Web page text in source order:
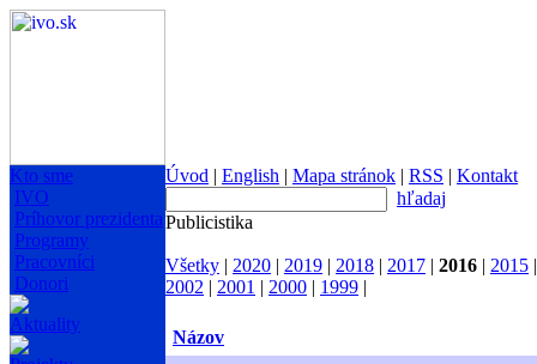
Kto sme
IVO
Príhovor prezidenta
Programy
Pracovníci
Donori
Aktuality
Úvod | English | Mapa stránok | RSS | Kontakt
hľadaj
Publicistika
Všetky | 2020 | 2019 | 2018 | 2017 | 2016 | 2015
2002 | 2001 | 2000 | 1999 |
Názov